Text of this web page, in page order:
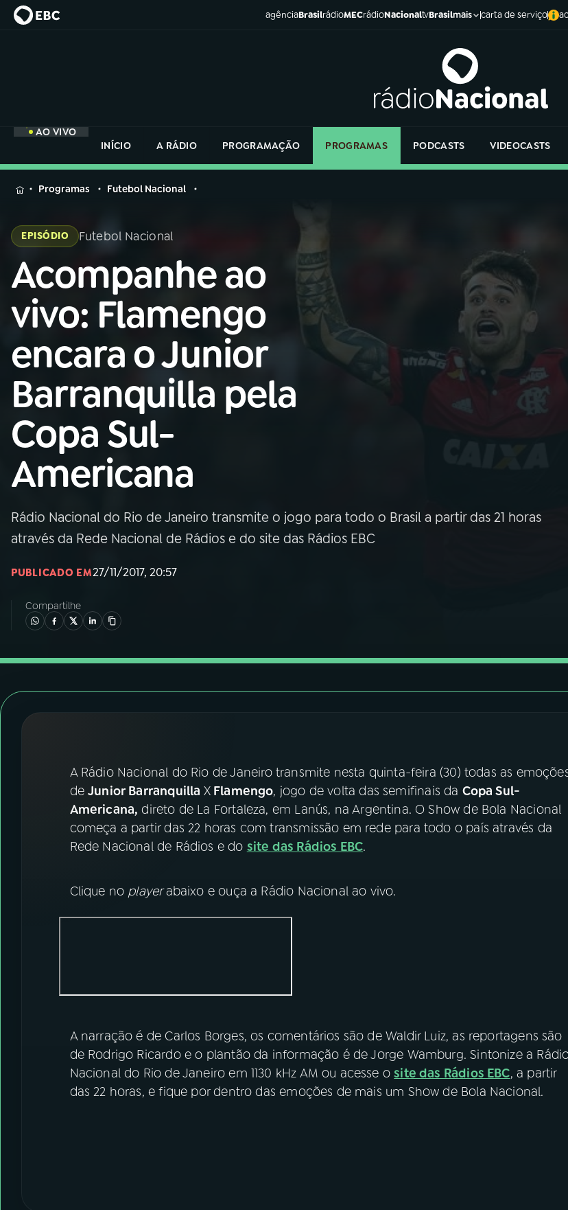
agênciaBrasilrádioMECrádioNacionaltvBrasilmais carta de serviço
AO VIVO
INÍCIO
A RÁDIO PROGRAMAÇÃO PROGRAMAS PODCASTS VIDEOCASTS
MENU
Buscar
na
Rádio
Nacional
01 INÍCIO
02 A RÁDIO
03 PROGRAMAÇÃO
PROGRAMAS
06VIDEOCASTS
07 ÚLTIMAS
08FESTIVAL DE MÚSICA
Instagram X
na
Rádio
Programas Futebol Nacional
EPISÓDIO Futebol Nacional
Acompanhe ao
vivo: Flamengo
encara o Junior
Barranquilla pela
Copa Sul-
Americana
Rádio Nacional do Rio de Janeiro transmite o jogo para todo o Brasil a partir das 21 horas
através da Rede Nacional de Rádios e do site das Rádios EBC
PUBLICADO EM27/11/2017, 20:57
Compartilhe
A Rádio Nacional do Rio de Janeiro transmite nesta quinta-feira (30) todas as
deJunior Barranquilla XFlamengo, jogo de volta das semifinais da Copa Sul-
Americana, direto de La Fortaleza, em Lanús, na Argentina. O Show de Bola Nacional
começa a partir das 22 horas com transmissão em rede para todo o país através da
Rede Nacional de Rádios e do site das Rádios EBC.
Clique no playerabaixo e ouça a Rádio Nacional ao vivo.
A narração é de Carlos Borges, os comentários são de Waldir Luiz, as reportagens são
de Rodrigo Ricardo e o plantão da informação é de Jorge Wamburg. Sintonize a
Nacional do Rio de Janeiro em 1130 kHz AM ou acesse osite das Rádios EBC, a partir
das 22 horas, e fique por dentro das emoções de mais um Show de Bola Nacional.